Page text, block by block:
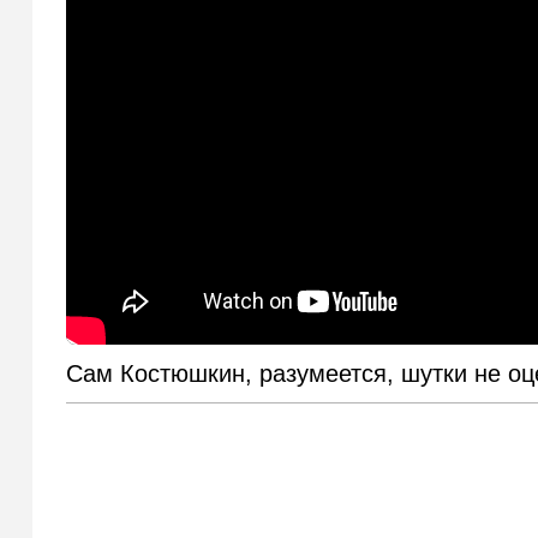
Сам Костюшкин, разумеется, шутки не